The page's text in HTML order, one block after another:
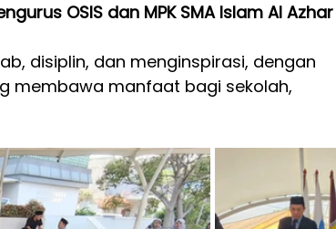
OSIS dan MPK SMA Islam Al
disiplin, dan menginspirasi, dengan
membawa manfaat bagi sekolah,